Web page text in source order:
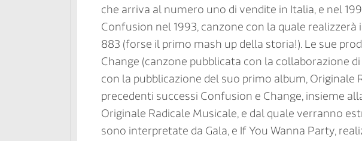
che arriva al numero uno di vendite in Italia, e nel
Confusion nel 1993, canzone con la quale
883 (forse il primo mash up della storia!). Le sue
Change (canzone pubblicata con la collaborazione
con la pubblicazione del suo primo album, Originale
precedenti successi Confusion e Change, insieme
Originale Radicale Musicale, e dal quale verranno
sono interpretate da Gala, e If You Wanna Party,